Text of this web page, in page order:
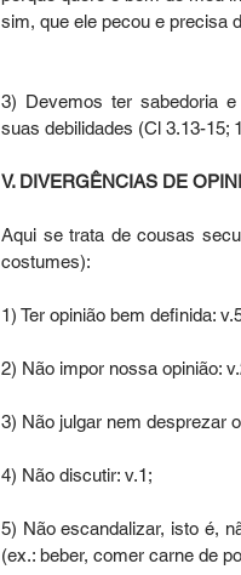
sim, que ele pecou e precisa
3) Devemos ter sabedoria
suas debilidades (Cl 3.13-15;
V. DIVERGÊNCIAS DE
Aqui se trata de cousas
costumes):
1) Ter opinião bem definida:
2) Não impor nossa opinião:
3) Não julgar nem desprezar
4) Não discutir: v.1;
5) Não escandalizar, isto é,
(ex.: beber, comer carne de